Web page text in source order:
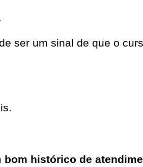
ser um sinal de que o
bom histórico de